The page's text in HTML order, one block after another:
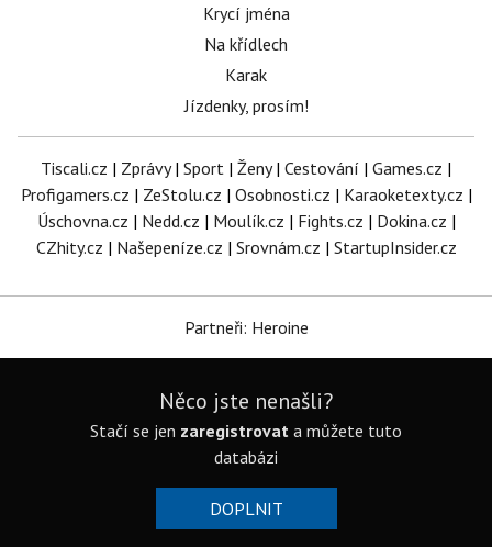
Krycí jména
Na křídlech
Karak
Jízdenky, prosím!
Tiscali.cz | Zprávy| Sport | Ženy| Cestování | Games.cz |
Profigamers.cz | ZeStolu.cz | Osobnosti.cz | Karaoketexty.cz |
Úschovna.cz | Nedd.cz | Moulík.cz | Fights.cz | Dokina.cz |
CZhity.cz | Našepeníze.cz | Srovnám.cz | StartupInsider.cz
Partneři: Heroine
Něco jste nenašli?
Stačí se jen zaregistrovat a můžete tuto
databázi
DOPLNIT